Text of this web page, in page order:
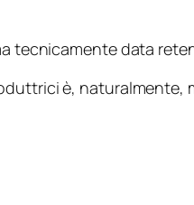
tecnicamentedata
è, naturalmente,